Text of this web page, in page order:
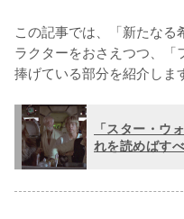
この記事では、「新たな
ラクターをおさえつつ、「
捧げている部分を紹介しま
「スター・ウ
れを読めばす